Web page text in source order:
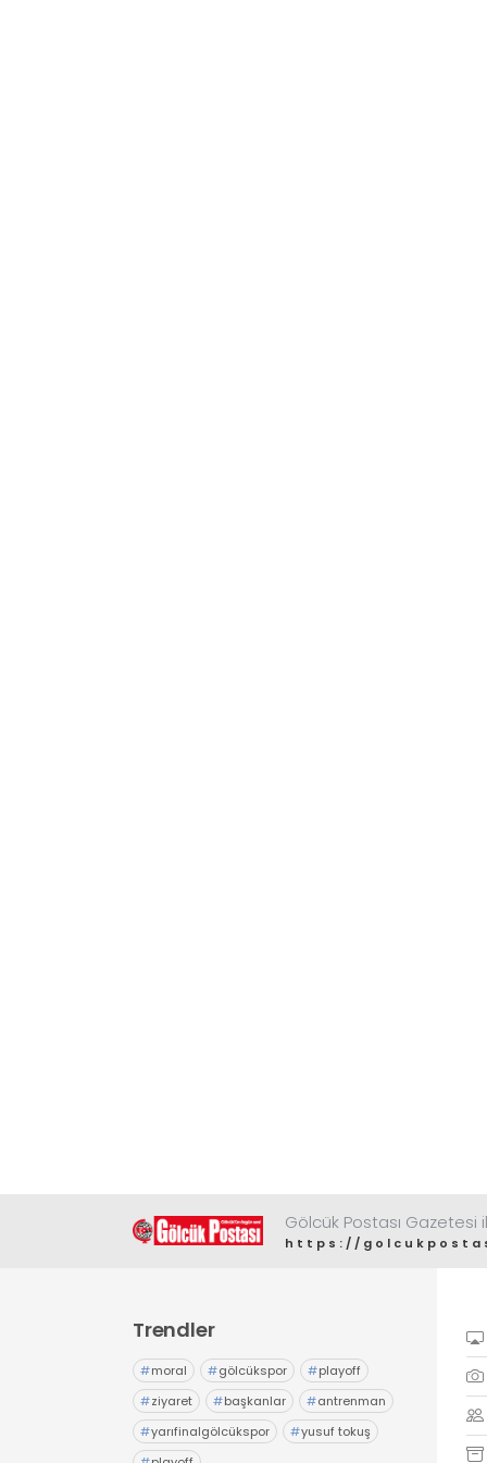
Gölcük Postası
https://
Trendler
#moral #gölcükspor #playoff
#ziyaret #başkanlar #antrenman
#yarıfinalgölcükspor #yusuf tokuş